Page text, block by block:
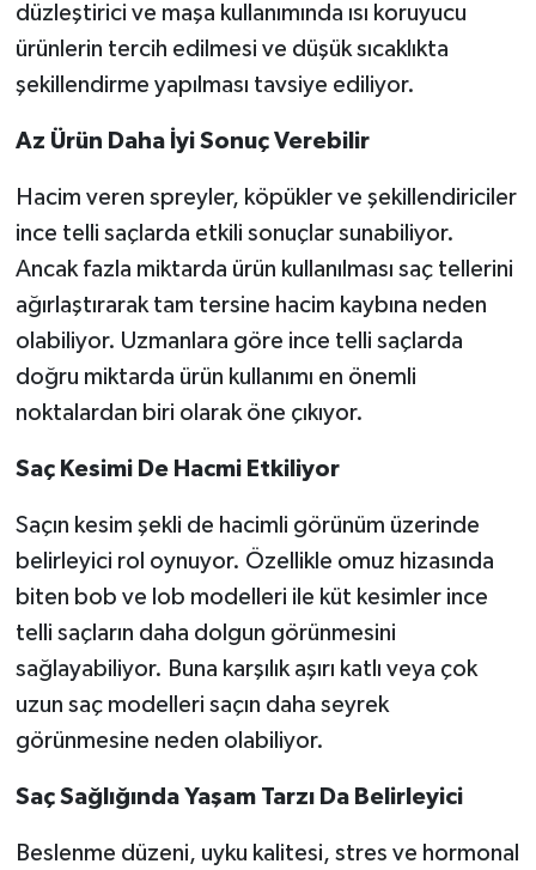
düzleştirici ve maşa kullanımında ısı koruyucu
ürünlerin tercih edilmesi ve düşük sıcaklıkta
şekillendirme yapılması tavsiye ediliyor.
Az Ürün Daha İyi Sonuç Verebilir
Hacim veren spreyler, köpükler ve şekillendiriciler
ince telli saçlarda etkili sonuçlar sunabiliyor.
Ancak fazla miktarda ürün kullanılması saç tellerini
ağırlaştırarak tam tersine hacim kaybına neden
olabiliyor. Uzmanlara göre ince telli saçlarda
doğru miktarda ürün kullanımı en önemli
noktalardan biri olarak öne çıkıyor.
Saç Kesimi De Hacmi Etkiliyor
Saçın kesim şekli de hacimli görünüm üzerinde
belirleyici rol oynuyor. Özellikle omuz hizasında
biten bob ve lob modelleri ile küt kesimler ince
telli saçların daha dolgun görünmesini
sağlayabiliyor. Buna karşılık aşırı katlı veya çok
uzun saç modelleri saçın daha seyrek
görünmesine neden olabiliyor.
Saç Sağlığında Yaşam Tarzı Da Belirleyici
Beslenme düzeni, uyku kalitesi, stres ve hormonal